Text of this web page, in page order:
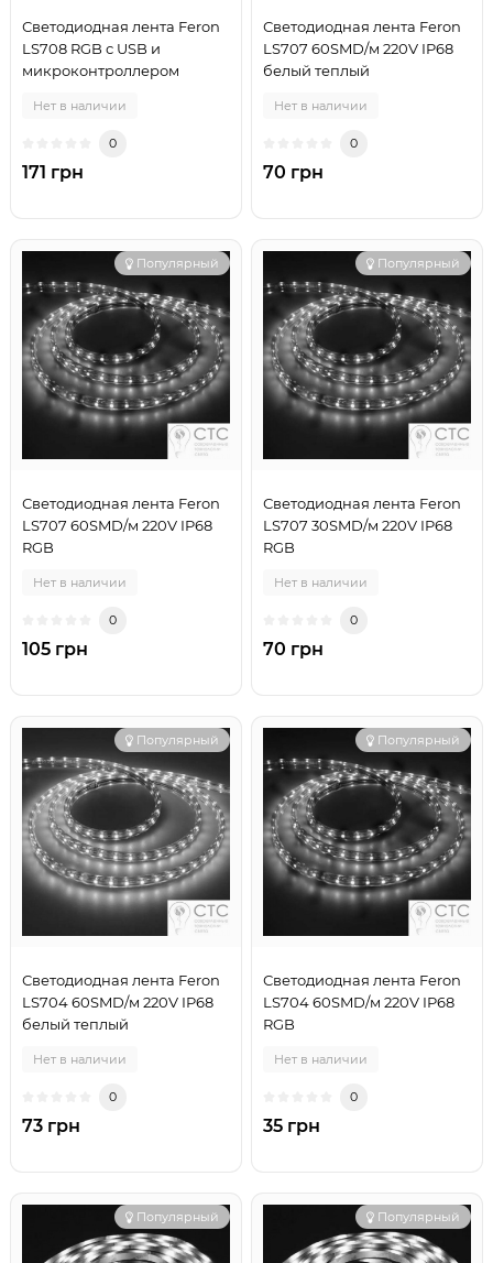
Светодиодная лента Feron
LS708 RGB с USB и
микроконтроллером
Нет в наличии
0
171 грн
Светодиодная лента Feron
LS707 60SMD/м 220V IP68
белый теплый
Нет в наличии
0
70 грн
Популярный
Светодиодная лента Feron
LS707 60SMD/м 220V IP68
RGB
Нет в наличии
0
105 грн
Популярный
Светодиодная лента Feron
LS707 30SMD/м 220V IP68
RGB
Нет в наличии
0
70 грн
Популярный
Светодиодная лента Feron
LS704 60SMD/м 220V IP68
белый теплый
Нет в наличии
0
73 грн
Популярный
Светодиодная лента Feron
LS704 60SMD/м 220V IP68
RGB
Нет в наличии
0
35 грн
Популярный Популярный